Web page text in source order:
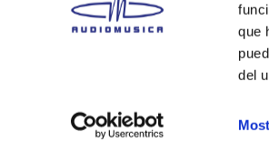
que
del
2025 Audiomusica. Todos los derechos